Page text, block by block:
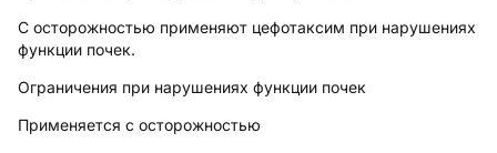
С осторожностью применяют цефотаксим при нарушениях
функции почек.
Ограничения при нарушениях функции почек
Применяется с осторожностью